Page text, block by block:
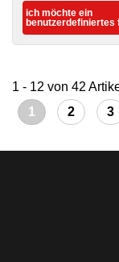
ich möchte ein
benutzerdefiniertes
1 - 12 von 42
1
2 3